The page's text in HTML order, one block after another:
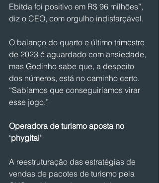
Ebitda foi positivo em R$ 96 milhões”,
diz o CEO, com orgulho indisfarçável.
O balanço do quarto e último trimestre
de 2023 é aguardado com ansiedade,
mas Godinho sabe que, a despeito
dos números, está no caminho certo.
“Sabíamos que conseguiríamos virar
esse jogo.”
Operadora de turismo aposta no
‘phygital’
A reestruturação das estratégias de
vendas de pacotes de turismo pela